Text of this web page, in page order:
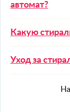
автомат?
Какую
Уход за